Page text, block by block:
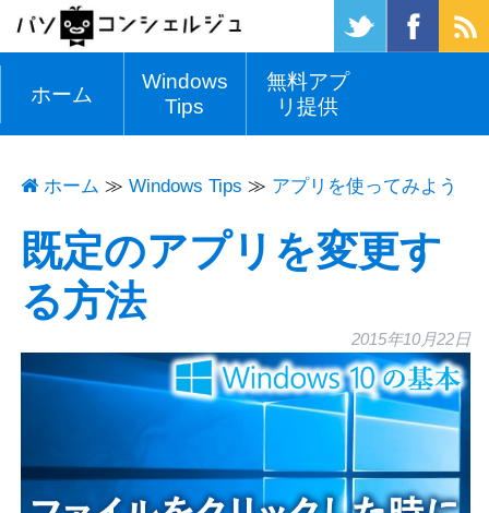
ホーム
Windows
Tips
無料アプ
リ提供
ホーム Windows Tips ≫ アプリを使ってみよう
既定のアプリを変更す
る方法
2015年10月22日